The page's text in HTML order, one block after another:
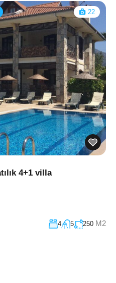
22
4+1 villa
4 5 250 M2